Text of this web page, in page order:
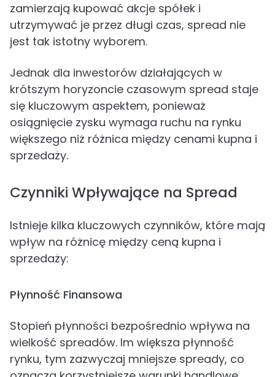
zamierzają kupować akcje spółek i
utrzymywać je przez długi czas, spread nie
jest tak istotny wyborem.
Jednak dla inwestorów działających w
krótszym horyzoncie czasowym spread staje
się kluczowym aspektem, ponieważ
osiągnięcie zysku wymaga ruchu na rynku
większego niż różnica między cenami kupna i
sprzedaży.
Czynniki Wpływające na Spread
Istnieje kilka kluczowych czynników, które mają
wpływ na różnicę między ceną kupna i
sprzedaży:
Płynność Finansowa
Stopień płynności bezpośrednio wpływa na
wielkość spreadów. Im większa płynność
rynku, tym zazwyczaj mniejsze spready, co